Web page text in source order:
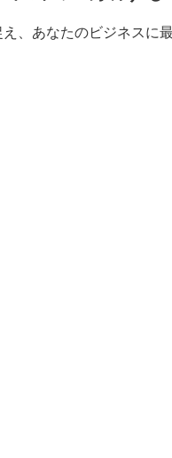
、あなたのビジネスに